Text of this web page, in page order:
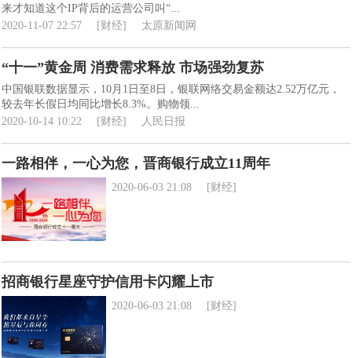
来才知道这个IP背后的运营公司叫“...
2020-11-07 22:57
[财经] 太原新闻网
“十一”黄金周 消费需求释放 市场强劲复苏
中国银联数据显示，10月1日至8日，银联网络交易金额达2.52万亿元，
较去年长假日均同比增长8.3%。购物领...
2020-10-14 10:22
[财经] 人民日报
一路相伴，一心为您，晋商银行成立11周年
2020-06-03 21:08 [财经]
招商银行星座守护信用卡闪耀上市
2020-06-03 21:08 [财经]